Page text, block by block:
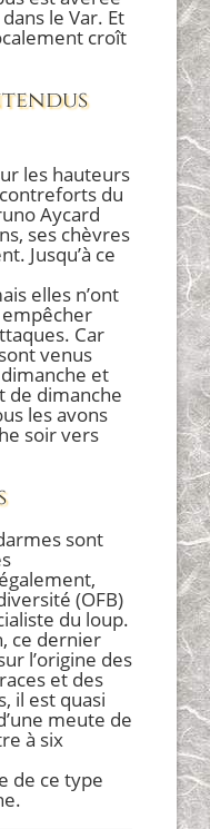
le Var. Et
croît
les hauteurs
contreforts du
Aycard
ses chèvres
Jusqu’à ce
elles n’ont
Car
venus
et
de dimanche
les avons
soir vers
sont
(OFB)
du loup.
ce dernier
l’origine des
et des
il est quasi
meute de
à six
de ce type